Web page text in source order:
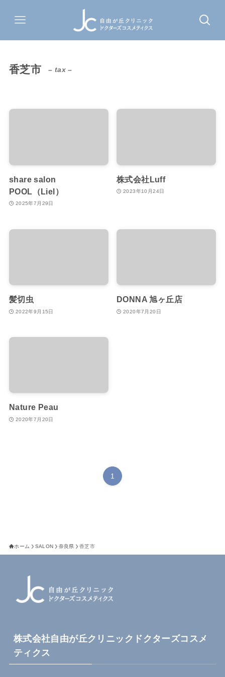
香芝市 – tax –
share salon
POOL（Liel）
2025年7月29日
株式会社Luff
2023年10月24日
髪切虫
2022年9月15日
DONNA 旭ヶ丘店
2020年7月20日
Nature Peau
2020年7月20日
1
ホーム SALON 奈良県 香芝市
株式会社自由が丘クリニックドクターズコスメ
ティクス